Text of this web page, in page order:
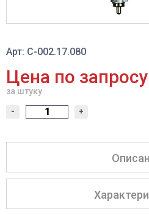
Арт: C-002.17.080
Цена по запросу
за штуку
- +